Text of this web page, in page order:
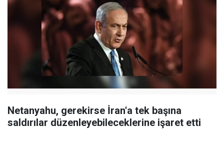
Netanyahu, gerekirse İran'a tek başına
saldırılar düzenleyebileceklerine işaret etti